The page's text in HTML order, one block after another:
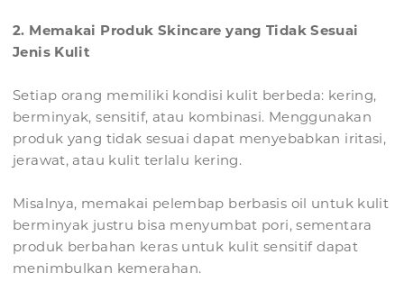
2. Memakai Produk Skincare yang Tidak Sesuai
Jenis Kulit
Setiap orang memiliki kondisi kulit berbeda: kering,
berminyak, sensitif, atau kombinasi. Menggunakan
produk yang tidak sesuai dapat menyebabkan iritasi,
jerawat, atau kulit terlalu kering.
Misalnya, memakai pelembap berbasis oil untuk kulit
berminyak justru bisa menyumbat pori, sementara
produk berbahan keras untuk kulit sensitif dapat
menimbulkan kemerahan.